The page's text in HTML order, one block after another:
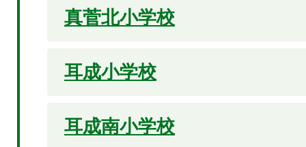
真菅北小学校
耳成小学校
耳成南小学校